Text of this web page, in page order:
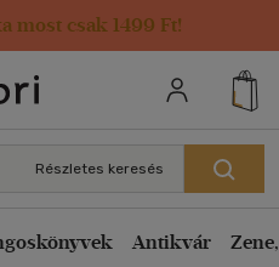
most csak 1499 Ft!
adatai
Részletes keresés
Antikvár